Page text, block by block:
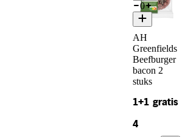
0
AH
Greenfields
Beefburger
bacon 2
stuks
1+1 gratis
4